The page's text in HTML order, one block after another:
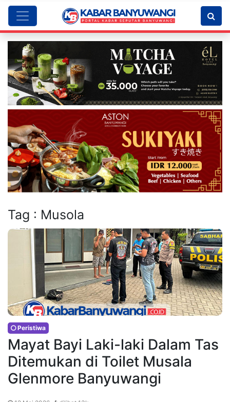
Tag : Musola
Peristiwa
Mayat Bayi Laki-laki Dalam Tas
Ditemukan di Toilet Musala
Glenmore Banyuwangi